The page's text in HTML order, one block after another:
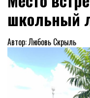
школьный
Автор: Любовь Скрыль